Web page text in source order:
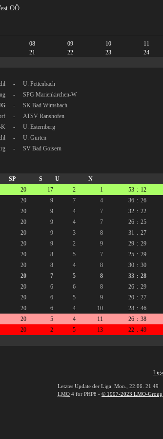
OÖ
08 09 10 11
21 22 23 24
- U. Pettenbach
- SPG Marienkirchen-W
- SK Bad Wimsbach
- ATSV Ranshofen
K - U. Esternberg
- U. Gurten
- SV Bad Goisern
SP S U N
20 17 2 1 53 : 12
20 9 7 4 36 : 26
20 9 4 7 32 : 22
20 9 4 7 26 : 25
20 9 3 8 31 : 27
20 9 2 9 29 : 29
20 8 5 7 25 : 29
20 8 4 8 30 : 30
20 7 5 8 33 : 28
20 6 6 8 26 : 29
20 6 5 9 20 : 27
20 6 4 10 28 : 46
20 5 4 11 26 : 38
20 2 5 13 22 : 49
Letztes Update der Liga: Mon., 22.06. 21:49
LMO 4 for PHP8 - © 1997-2023 LMO-Group